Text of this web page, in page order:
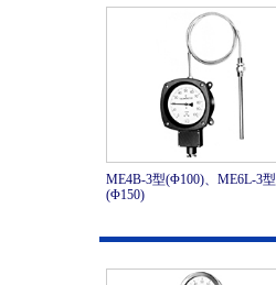
ME4B-3型(Φ100)、ME6L-3型
(Φ150)